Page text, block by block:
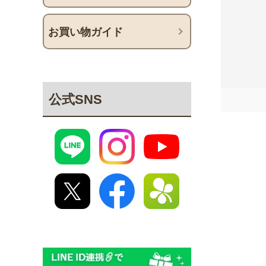
お買い物ガイド
公式SNS